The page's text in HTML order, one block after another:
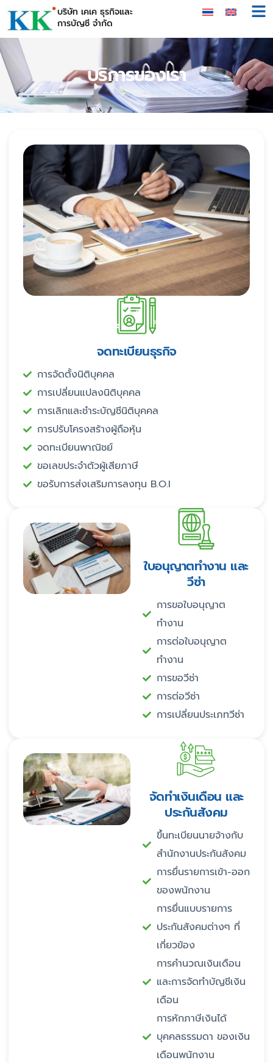
บริษัท เคเค ธุรกิจและ
การบัญชี จำกัด
บริการของเรา
จดทะเบียนธุรกิจ
การจัดตั้งนิติบุคคล
การเปลี่ยนแปลงนิติบุคคล
การเลิกและชำระบัญชีนิติบุคคล
การปรับโครงสร้างผู้ถือหุ้น
จดทะเบียนพาณิชย์
ขอเลขประจำตัวผู้เสียภาษี
ขอรับการส่งเสริมการลงทุน B.O.I
ใบอนุญาตทำงาน และ
วีซ่า
การขอใบอนุญาต
ทำงาน
การต่อใบอนุญาต
ทำงาน
การขอวีซ่า
การต่อวีซ่า
การเปลี่ยนประเภทวีซ่า
จัดทำเงินเดือน และ
ประกันสังคม
ขึ้นทะเบียนนายจ้างกับ
สำนักงานประกันสังคม
การยื่นรายการเข้า-ออก
ของพนักงาน
การยื่นแบบรายการ
ประกันสังคมต่างๆ ที่
เกี่ยวข้อง
การคำนวณเงินเดือน
และการจัดทำบัญชีเงิน
เดือน
การหักภาษีเงินได้
บุคคลธรรมดา ของเงิน
เดือนพนักงาน